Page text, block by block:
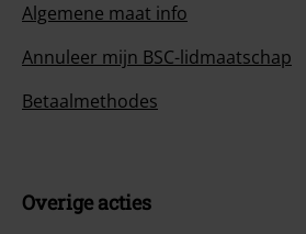
Algemene maat info
Annuleer mijn BSC-lidmaatschap
Betaalmethodes
Overige acties